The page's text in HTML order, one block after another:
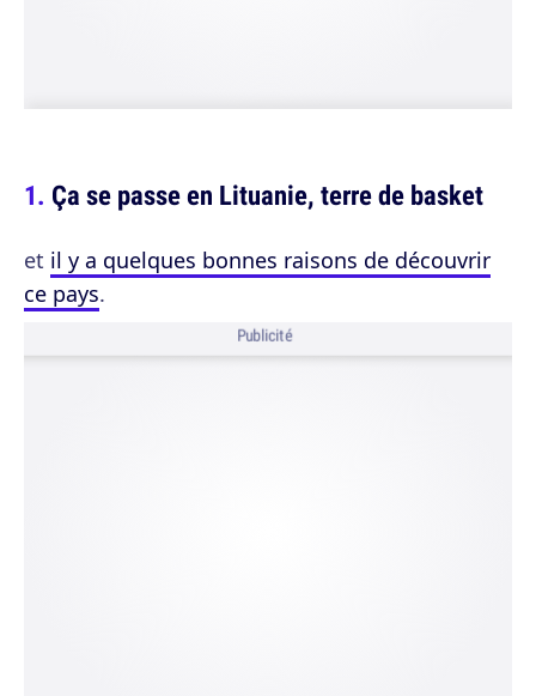
Ça se passe en Lituanie, terre de basket
et il y a quelques bonnes raisons de découvrir
ce pays.
Publicité